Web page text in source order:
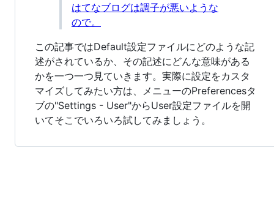
はてなブログは調子が悪いような
ので。
この記事ではDefault設定ファイルにどのような記
述がされているか、その記述にどんな意味がある
かを一つ一つ見ていきます。実際に設定をカスタ
マイズしてみたい方は、メニューのPreferencesタ
ブの"Settings - User"からUser設定ファイルを開
いてそこでいろいろ試してみましょう。